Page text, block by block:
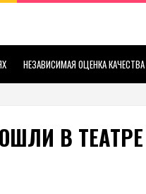
НЕЗАВИСИМАЯ ОЦЕНКА
В